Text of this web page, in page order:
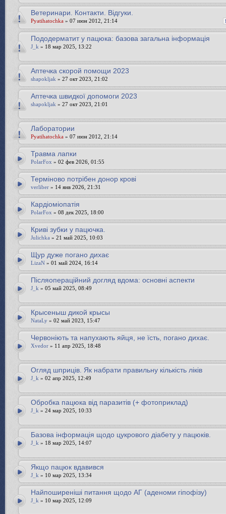
Ветеринари. Контакти. Відгуки.
Pyatihatochka » 07 июн 2012, 21:14
Пододерматит у пацюка: базова загальна інформація
J_k » 18 мар 2025, 13:22
Аптечка скорой помощи 2023
shapokljak » 27 окт 2023, 21:02
Аптечка швидкої допомоги 2023
shapokljak » 27 окт 2023, 21:01
Лаборатории
Pyatihatochka » 07 июн 2012, 21:14
Травма лапки
PolarFox » 02 фев 2026, 01:55
Терміново потрібен донор крові
verliber » 14 янв 2026, 21:31
Кардіоміопатія
PolarFox » 08 дек 2025, 18:00
Криві зубки у пацючка.
Julichka » 21 май 2025, 10:03
Щур дуже погано дихає
LizaN » 01 май 2024, 16:14
Післяопераційний догляд вдома: основні аспекти
J_k » 05 май 2025, 08:49
Крысеныш дикой крысы
NataLy » 02 май 2023, 15:47
Червоніють та напухають яйця, не їсть, погано дихає.
Xvedor » 11 апр 2025, 18:48
Огляд шприців. Як набрати правильну кількість ліків
J_k » 02 апр 2025, 12:49
Обробка пацюка від паразитів (+ фотоприклад)
J_k » 24 мар 2025, 10:33
Базова інформація щодо цукрового діабету у пацюків.
J_k » 18 мар 2025, 14:07
Якщо пацюк вдавився
J_k » 10 мар 2025, 13:34
Найпоширеніші питання щодо АГ (аденоми гіпофізу)
J_k » 10 мар 2025, 12:09